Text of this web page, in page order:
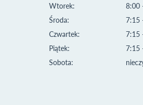
Wtorek:
Środa:
Czwartek:
Piątek:
Sobota:
8:00
7:15
7:15
7:15